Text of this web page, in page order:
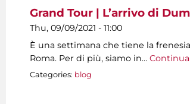
Grand Tour | L’arrivo di
Thu, 09/09/2021 - 11:00
È una settimana che tiene la
Roma. Per di più, siamo in…
Categories: blog